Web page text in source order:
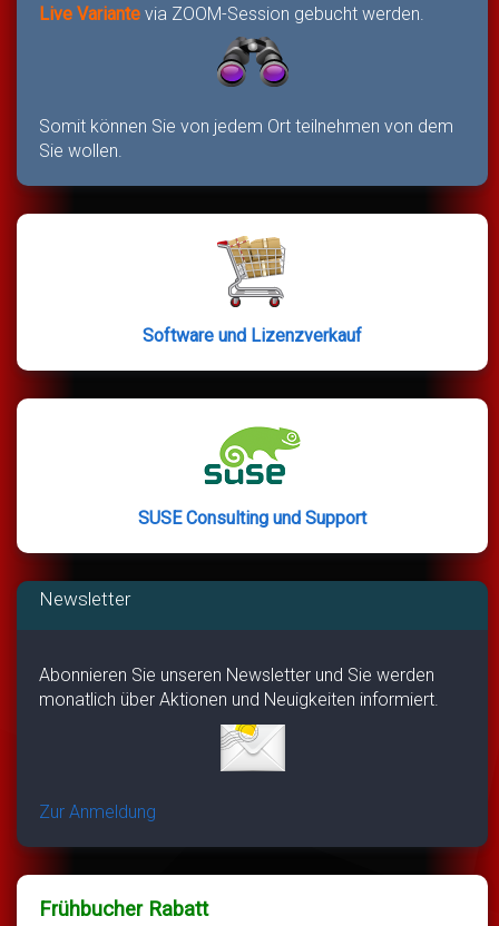
Live Variante via ZOOM-Session gebucht werden.
Somit können Sie von jedem Ort teilnehmen von dem
Sie wollen.
Software und Lizenzverkauf
SUSE Consulting und Support
Newsletter
Abonnieren Sie unseren Newsletter und Sie werden
monatlich über Aktionen und Neuigkeiten informiert.
Zur Anmeldung
Frühbucher Rabatt